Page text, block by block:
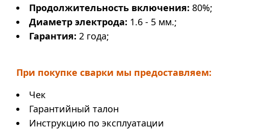
Продолжительность включения: 80%;
Диаметр электрода: 1.6 - 5 мм.;
Гарантия: 2 года;
При покупке сварки мы предоставляем:
Чек
Гарантийный талон
Инструкцию по эксплуатации